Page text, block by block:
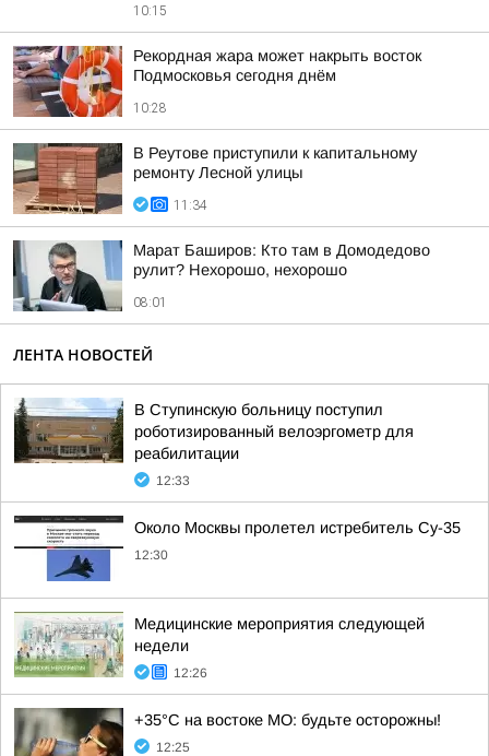
10:15
Рекордная жара может накрыть восток
Подмосковья сегодня днём
10:28
В Реутове приступили к капитальному
ремонту Лесной улицы
11:34
Марат Баширов: Кто там в Домодедово
рулит? Нехорошо, нехорошо
08:01
ЛЕНТА НОВОСТЕЙ
В Ступинскую больницу поступил
роботизированный велоэргометр для
реабилитации
12:33
Около Москвы пролетел истребитель Су-35
12:30
Медицинские мероприятия следующей
недели
12:26
+35°С на востоке МО: будьте осторожны!
12:25